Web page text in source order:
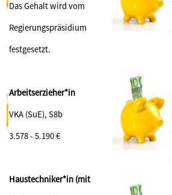
Das Gehalt wird vom
Regierungspräsidium
festgesetzt.
Arbeitserzieher*in
VKA (SuE), S8b
3.578 - 5.190 €
Haustechniker*in (mit